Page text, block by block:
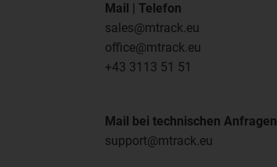
Mail | Telefon
sales@mtrack.eu
office@mtrack.eu
+43 3113 51 51
Mail bei technischen Anfragen
support@mtrack.eu